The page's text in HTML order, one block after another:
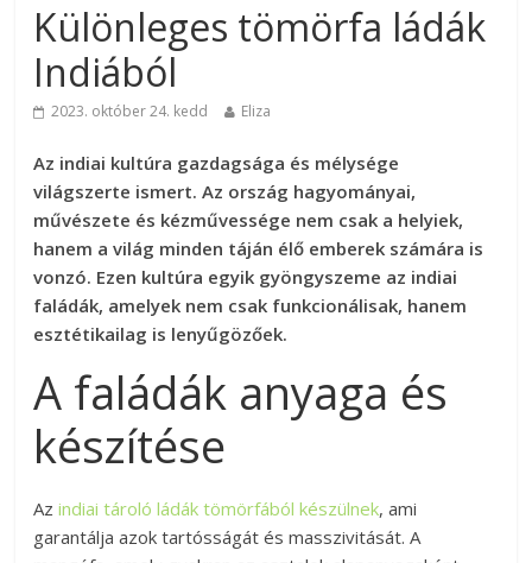
Különleges tömörfa ládák
Indiából
2023. október 24. kedd Eliza
Az indiai kultúra gazdagsága és mélysége
világszerte ismert. Az ország hagyományai,
művészete és kézművessége nem csak a helyiek,
hanem a világ minden táján élő emberek számára is
vonzó. Ezen kultúra egyik gyöngyszeme az indiai
faládák, amelyek nem csak funkcionálisak, hanem
esztétikailag is lenyűgözőek.
A faládák anyaga és
készítése
Azindiai tároló ládák tömörfából készülnek, ami
garantálja azok tartósságát és masszivitását. A